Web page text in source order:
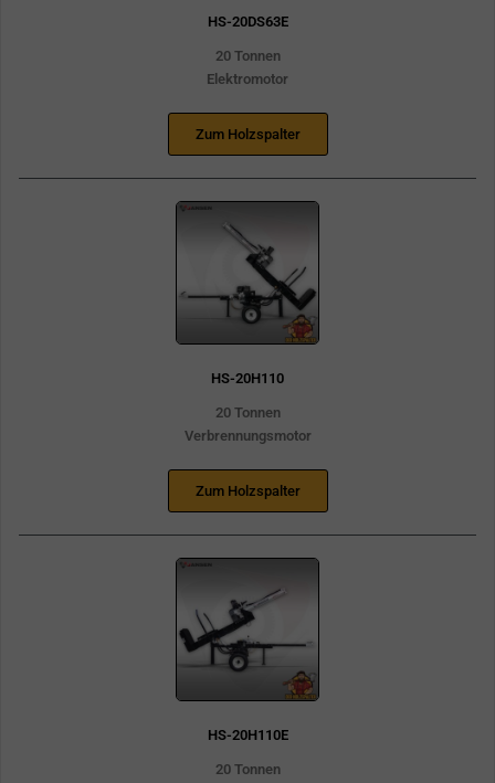
HS-20DS63E
20 Tonnen
Elektromotor
Zum Holzspalter
HS-20H110
20 Tonnen
Verbrennungsmotor
Zum Holzspalter
HS-20H110E
20 Tonnen